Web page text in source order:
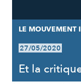
LE MOUVEMENT
27/05/2020
Et la